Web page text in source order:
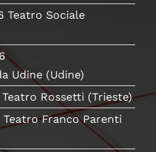
Teatro Sociale
Udine (Udine)
Teatro Rossetti (Trieste)
Teatro Franco Parenti